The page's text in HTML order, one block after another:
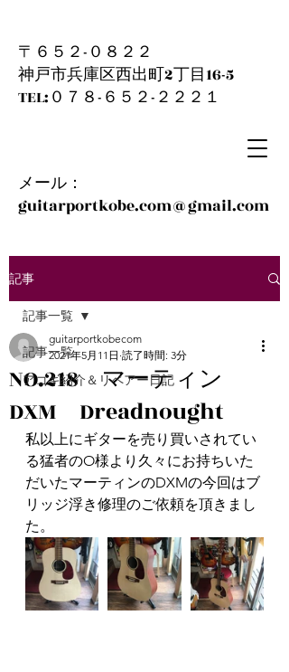
〒６５２-０８２２
神戸市兵庫区西出町2丁目16-5
​TEL:０７８-６５２-２２２１
メール：
guitarportkobe.com@gmail.com
記事
記事一覧
アコギ紹介＆リペアー日記
記事一覧
NO.218 マーティン
DXM Dreadnought
guitarportkobecom
2021年5月11日 読了時間: 3分
私以上にギターを売り買いされてい
る猛者のO様より久々にお持ちいた
だいたマーティンのDXMの今回はブ
リッジ浮き修理のご依頼を頂きまし
た。